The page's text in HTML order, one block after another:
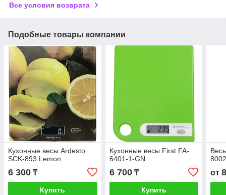
Все условия возврата
Подобные товары компании
Кухонные весы Ardesto
SCK-893 Lemon
6 300 ₸
Купить
Кухонные весы First FA-
6401-1-GN
6 700₸
Купить
от